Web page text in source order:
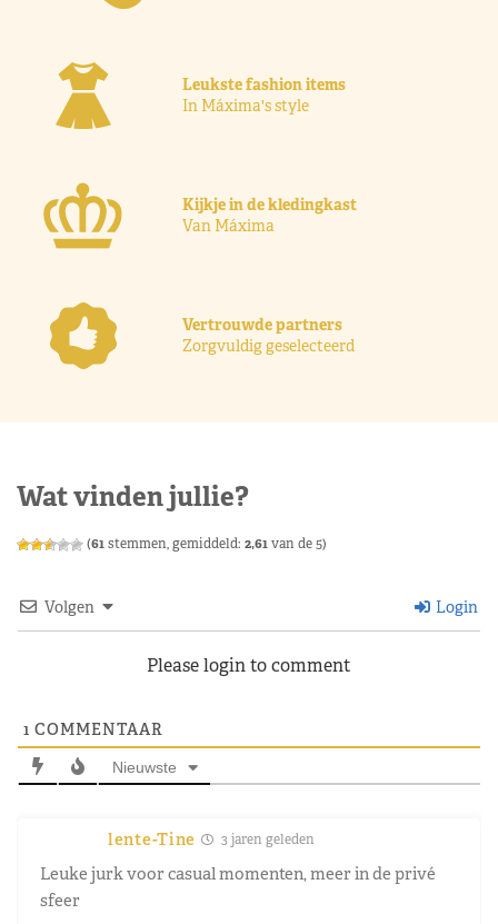
Leukste fashion items
In Máxima's style
Kijkje in de kledingkast
Van Máxima
Vertrouwde partners
Zorgvuldig geselecteerd
Wat vinden jullie?
(61stemmen, gemiddeld: 2,61van de 5)
Volgen Login
Please login to comment
1 COMMENTAAR
Nieuwste
lente-Tine 3 jaren geleden
Leuke jurk voor casual momenten, meer in de privé
sfeer